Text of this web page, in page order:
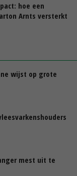
hoe een
Arnts versterkt
wijst op grote
mest uit te